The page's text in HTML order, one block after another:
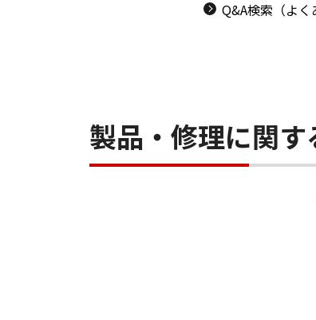
Q&A検索（よく
製品・修理に関